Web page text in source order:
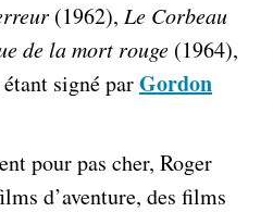
(1962), Le Corbeau
de la mort rouge (1964),
signé parGordon
pour pas cher, Roger
d’aventure, des films